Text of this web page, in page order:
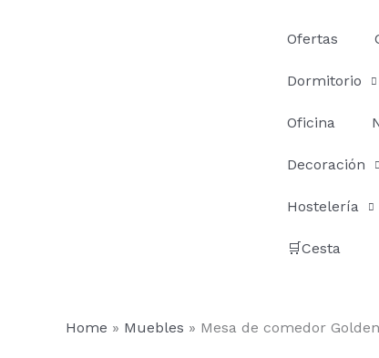
Ofertas
Dormitorio
Oficina
Decoración
Hostelería
🛒Cesta
Home » Muebles » Mesa de comedor